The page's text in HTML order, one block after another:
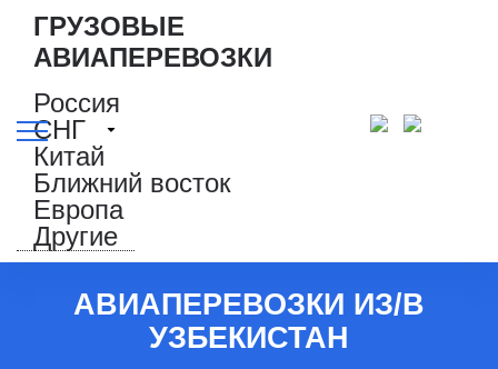
ГРУЗОВЫЕ
АВИАПЕРЕВОЗКИ
Россия
СНГ
Китай
Ближний восток
Европа
Другие
АВИАПЕРЕВОЗКИ ИЗ/В
УЗБЕКИСТАН